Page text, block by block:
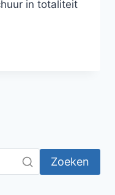
in totaliteit
Zoeken